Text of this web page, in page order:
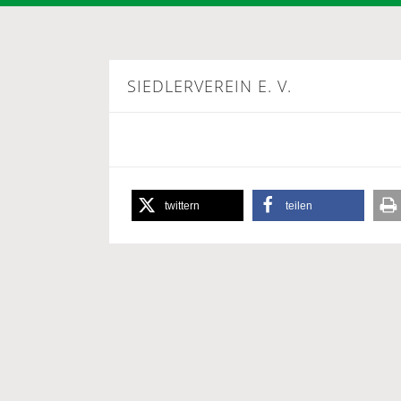
SIEDLERVEREIN E. V.
twittern teilen